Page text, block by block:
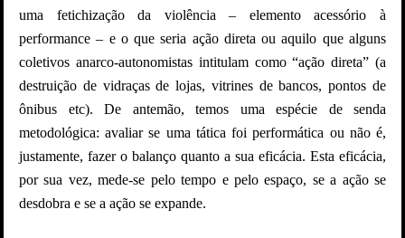
uma fetichização da violência – elemento acessório à
performance – e o que seria ação direta ou aquilo que alguns
coletivos anarco-autonomistas intitulam como “ação direta” (a
destruição de vidraças de lojas, vitrines de bancos, pontos de
ônibus etc). De antemão, temos uma espécie de senda
metodológica: avaliar se uma tática foi performática ou não é,
justamente, fazer o balanço quanto a sua eficácia. Esta eficácia,
por sua vez, mede-se pelo tempo e pelo espaço, se a ação se
desdobra e se a ação se expande.